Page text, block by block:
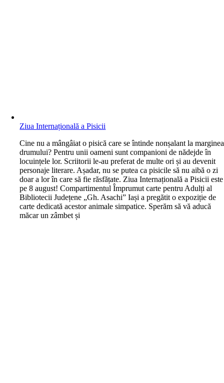
Ziua Internațională a Pisicii
Cine nu a mângâiat o pisică care se întinde nonșalant la marginea
drumului? Pentru unii oameni sunt companioni de nădejde în
locuințele lor. Scriitorii le-au preferat de multe ori și au devenit
personaje literare. Așadar, nu se putea ca pisicile să nu aibă o zi
doar a lor în care să fie răsfățate. Ziua Internațională a Pisicii este
pe 8 august! Compartimentul Împrumut carte pentru Adulți al
Bibliotecii Județene „Gh. Asachi” Iași a pregătit o expoziție de
carte dedicată acestor animale simpatice. Sperăm să vă aducă
măcar un zâmbet și